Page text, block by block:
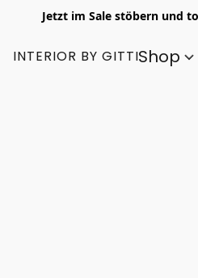
Jetzt im Sale stöbern und
INTERIOR BY GITTIShop